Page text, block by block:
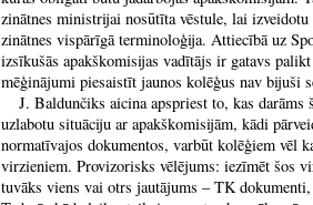
zinātnes ministrijai nosūtīta vēstule, lai
zinātnes vispārīgā terminoloģija. Attiecībā uz
izsīkušās apakškomisijas vadītājs ir gatavs
mēģinājumi piesaistīt jaunos kolēģus nav bijuši
J. Baldunčiks aicina apspriest to, kas darāms
uzlabotu situāciju ar apakškomisijām, kādi
normatīvajos dokumentos, varbūt kolēģiem vēl
virzieniem. Provizorisks vēlējums: iezīmēt šos
tuvāks viens vai otrs jautājums – TK